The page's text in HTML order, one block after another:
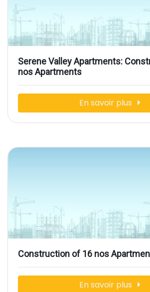
Serene Valley Apartments:
nos Apartments
En savoir plus
Construction of 16 nos
En savoir plus